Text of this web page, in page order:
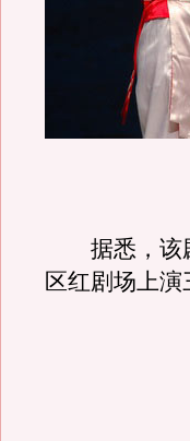
据悉，该剧
区红剧场上演